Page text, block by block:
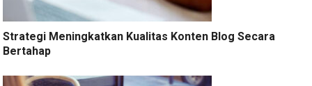
Strategi Meningkatkan Kualitas Konten Blog Secara
Bertahap